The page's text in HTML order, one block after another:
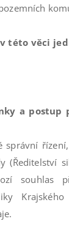
této věci
a postup
správní
(Ředitelství
souhlas